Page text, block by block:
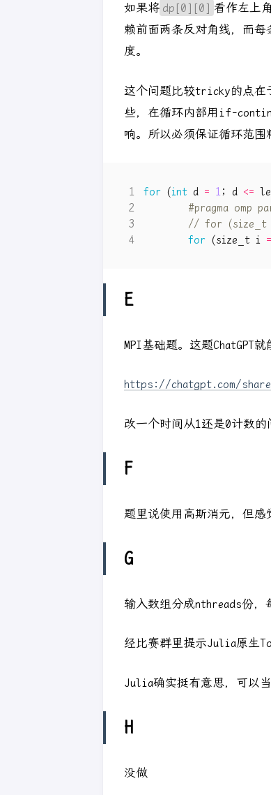
如果将 dp[0][0] 看作左上
赖前面两条反对角线，而
度。
这个问题比较tricky的点在
些，在循环内部用if-
响。所以必须保证循环范围
1
4
for (int d = 1; d <=
for (size_t i =
E
MPI基础题。这题ChatGPT就
https://chatgpt.com/
改一个时间从1还是0计数的
F
题里说使用高斯消元，但感
G
输入数组分成nthreads份，
经比赛群里提示Julia原生
Julia确实挺有意思，可以
H
没做